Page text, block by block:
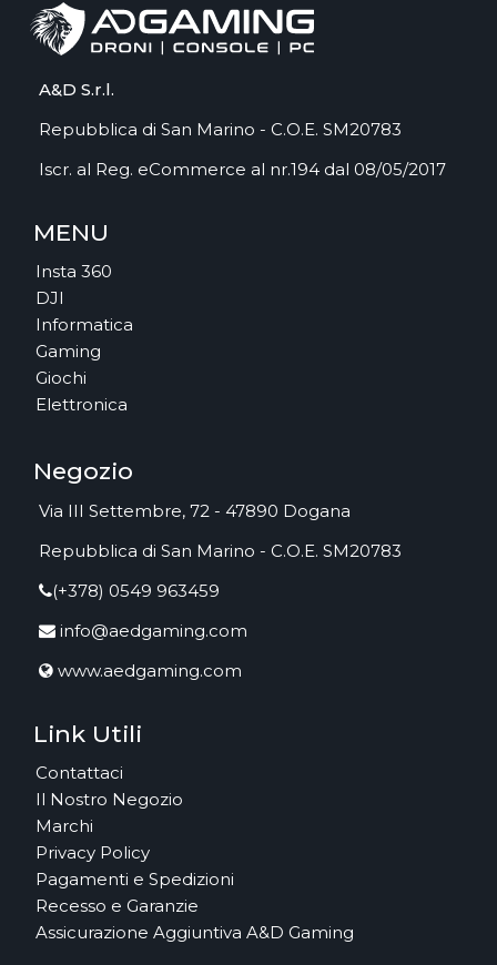
A&D S.r.l.
Repubblica di San Marino - C.O.E. SM20783
Iscr. al Reg. eCommerce al nr.194 dal 08/05/2017
MENU
Insta 360
DJI
Informatica
Gaming
Giochi
Elettronica
Negozio
Via III Settembre, 72 - 47890 Dogana
Repubblica di San Marino - C.O.E. SM20783
(+378) 0549 963459
info@aedgaming.com
www.aedgaming.com
Link Utili
Contattaci
Il Nostro Negozio
Marchi
Privacy Policy
Pagamenti e Spedizioni
Recesso e Garanzie
Assicurazione Aggiuntiva A&D Gaming